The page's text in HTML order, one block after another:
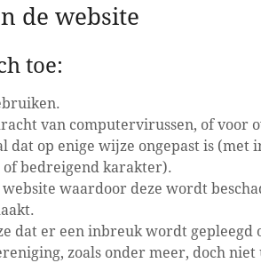
de website
toe:
van computervirussen, of voor
op enige wijze ongepast is
bedreigend karakter).
waardoor deze wordt
dat er een inbreuk wordt gepleegd
zoals onder meer, doch